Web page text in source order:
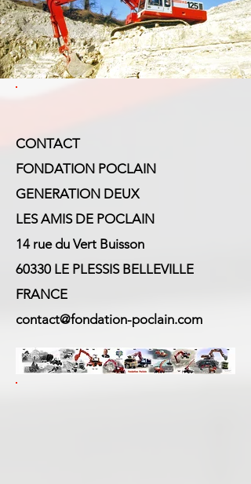
CONTACT
FONDATION POCLAIN
GENERATION DEUX
LES AMIS DE POCLAIN
14 rue du Vert Buisson
60330 LE PLESSIS BELLEVILLE
FRANCE
contact@fondation-poclain.com